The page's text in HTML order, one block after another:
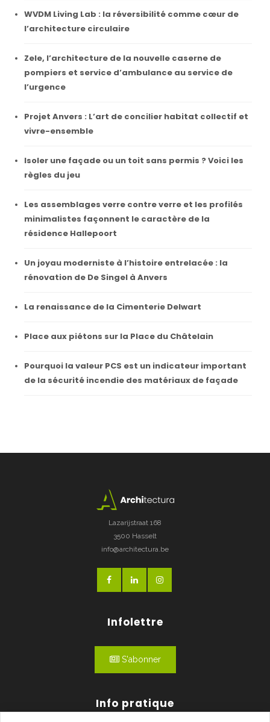
WVDM Living Lab : la réversibilité comme cœur de
l’architecture circulaire
Zele, l’architecture de la nouvelle caserne de
pompiers et service d’ambulance au service de
l’urgence
Projet Anvers : L’art de concilier habitat collectif et
vivre-ensemble
Isoler une façade ou un toit sans permis ? Voici les
règles du jeu
Les assemblages verre contre verre et les profilés
minimalistes façonnent le caractère de la
résidence Hallepoort
Un joyau moderniste à l’histoire entrelacée : la
rénovation de De Singel à Anvers
La renaissance de la Cimenterie Delwart
Place aux piétons sur la Place du Châtelain
Pourquoi la valeur PCS est un indicateur important
de la sécurité incendie des matériaux de façade
Lazarijstraat 168
3500 Hasselt
info@architectura.be
Infolettre
S'abonner
Info pratique